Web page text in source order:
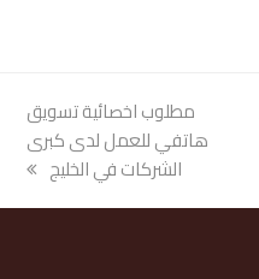
next
post:
مطلوب اخصائية تسويق
هاتفي للعمل لدى كبرى
الشركات في الخليج